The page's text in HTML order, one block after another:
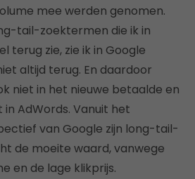
mee werden genomen.
tail-zoektermen die ik in
terug zie, zie ik in Google
altijd terug. En daardoor
niet in het nieuwe betaalde en
AdWords. Vanuit het
van Google zijn long-tail-
de moeite waard, vanwege
en de lage klikprijs.